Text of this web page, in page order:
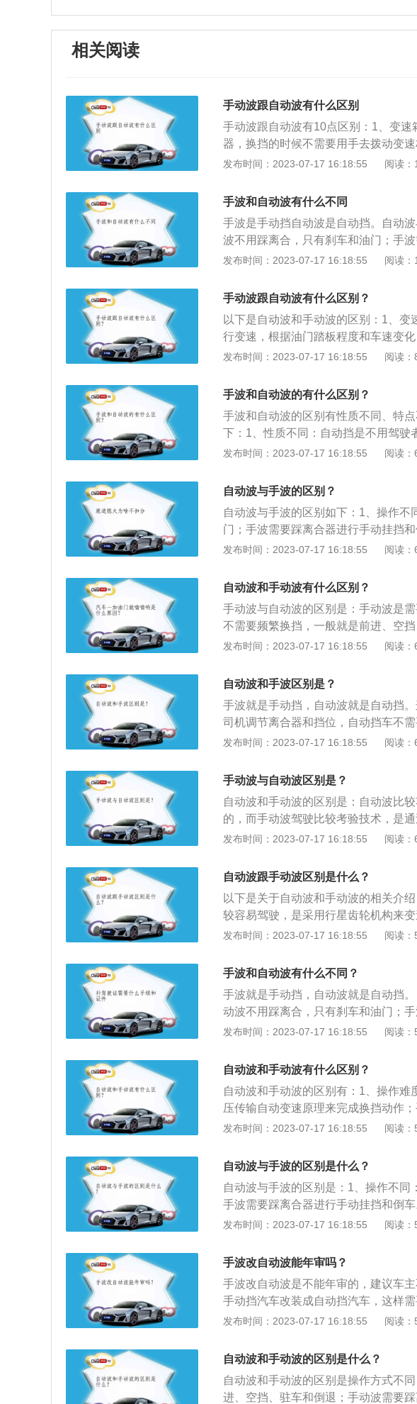
相关阅读
手动波跟自动波有什么区别
手动波跟自动波有10点区别：1、变
器，换挡的时候不需要用手去拨动变
驶的状况进行自动选择。手动波汽车
来说比手动波汽车舒适一些。3、价格
车要便宜。4、易操作性不同：自动
自动变速原理完成换挡动作，是汽车
动强度小，安心轻松，手动挡主要用
驾驶员有较高的驾驶技术，劳动强度
不同：起步时手动挡要踩离合器和制
器，慢慢地开始，自动挡很简单，挂
动车停车时需要同时踩离合器和制动
不同：手动挡的空档，如果方向盘滑
一切危险，自动变速器的车不能空挡
驶会更安全，但是手动挡有离合器，
发生将油门门误认为制动器的安全事
油耗不同：手动范围完全是自己进行
同：自动档和手动挡只会使油门完全
得更大的动力，这样可以快速超车。
发布时间：2023-07-17 16:18:55 阅读：
手波和自动波有什么不同
手波是手动挡自动波是自动挡。自动
波不用踩离合，只有刹车和油门；手
工作原理不同：自动波利用行星齿轮
比，从而达到变速的目的。3、挡位标
n、d；手波变速箱的挡位标识为1、2
管是否安全，与传输关系不大。毕竟
细划分的话，自动变速箱的安全系数
机。比如说在自动变速箱的地方，不
的使用期限；2、维护保养价格便宜；
挂上个挡，当做第二手刹；4、下坡的
自动挡的好处：当发生堵车、进出车
省却了时时分散驾驶员专注力的变档
发布时间：2023-07-17 16:18:55 阅读：
手动波跟自动波有什么区别？
以下是自动波和手动波的区别：1、
行变速，根据油门踏板程度和车速变
杆才能改变变速器内的齿轮啮合位置
r。自动波是指不用驾驶者去手动换挡
择合适的挡位行驶。手动波是指用手
改变传动比，达到变速。
发布时间：2023-07-17 16:18:55 阅读：
手波和自动波的有什么区别？
手波和自动波的区别有性质不同、特
下：1、性质不同：自动挡是不用驾驶
交通情况自动选择合适的挡位行驶。
弯、加速等各种工况下，使汽车获得
较为有利的工况范围内。发动机的动
油耗的关键指标，一般来说自动变速
成不同：手动变速器由变速器传动机
用行星齿轮机构进行变速，能根据油
发布时间：2023-07-17 16:18:55 阅读：
自动波与手波的区别？
自动波与手波的区别如下：1、操作
门；手波需要踩离合器进行手动挂挡
星齿轮机构进行变速，根据油门踏板
挡位标识不同：自动波变速箱的挡位
为1、2、3、4、5、6、r等。
发布时间：2023-07-17 16:18:55 阅读：
自动波和手动波有什么区别？
手动波与自动波的区别是：手动波是
不需要频繁换挡，一般就是前进、空
动档和手动挡。有关手动档与自动挡
驶。一般的自动挡汽车上的挡位共有
式变速器调节车速的汽车。即用手拨
置，从而达到变速的目的。踩下离合
发布时间：2023-07-17 16:18:55 阅读：
自动波和手波区别是？
手波就是手动挡，自动波就是自动挡
司机调节离合器和挡位，自动挡车不
消费者在买车时基本都会选自动挡车
有at变速箱，双离合变速箱，cvt变速
的变速箱，这种变速箱的换挡平顺性
双离合变速箱是当下比较火热的变速
双离合变速箱的结构与手动变速箱差
离合器控制奇数挡，另一套离合器控
乎没有顿挫，一般搭载cvt变速箱的汽
发布时间：2023-07-17 16:18:55 阅读：
手动波与自动波区别是？
自动波和手动波的区别是：自动波比
的，而手动波驾驶比较考验技术，是
置来控制的。以下是相关资料介绍：
者只要操控加速踏板来控制车速。2.
然后达到变速目的，拥有离合、油门
速杆，通常需要驾驶员有较好的驾驶技
发布时间：2023-07-17 16:18:55 阅读：
自动波跟手动波区别是什么？
以下是关于自动波和手动波的相关介
较容易驾驶，是采用行星齿轮机构来
过用手拨动变速杆改变变速器齿轮咬
的进行变速，驾驶者只要操控加速踏
手拨杆来控制传速比然后达到变速作
踩下离合才能拨动变速杆，通常需要
发布时间：2023-07-17 16:18:55 阅读：
手波和自动波有什么不同？
手波就是手动挡，自动波就是自动挡
动波不用踩离合，只有刹车和油门；
作原理不同：自动波利用行星齿轮机
从而达到变速的目的；手动挡的汽车
器，在起步时无法起步，而自动挡的
自动提高车速。当发动机转速加快的
能够正常行走。不管是手动挡还是自
不同；手动挡的汽车要比同类型的自
发动机的转速,才能够提高车速，手动
适合在市区内行走。
发布时间：2023-07-17 16:18:55 阅读：
自动波和手动波有什么区别？
自动波和手动波的区别有：1、操作
压传输自动变速原理来完成换挡动作
挡位的操作。2、变速箱不同：自动波
波汽车有离合器踏板。4、挡位标识不
d；手动变速箱的挡位标识为1、2、3
发布时间：2023-07-17 16:18:55 阅读：
自动波与手波的区别是什么？
自动波与手波的区别是：1、操作不同
手波需要踩离合器进行手动挂挡和倒
轮机构进行变速，根据油门踏板程度
标识不同：自动波变速箱的挡位标识
1、2、3、4、5、6、r等。
发布时间：2023-07-17 16:18:55 阅读：
手波改自动波能年审吗？
手波改自动波是不能年审的，建议车
手动挡汽车改装成自动挡汽车，这样
样改装后是无法通过年检的。汽车年
况，督促加强汽车的维护保养，使汽
汽车年检是为了检查汽车零部件、消
人的安全。
发布时间：2023-07-17 16:18:55 阅读：
自动波和手动波的区别是什么？
自动波和手动波的区别是操作方式不
进、空挡、驻车和倒退；手动波需要